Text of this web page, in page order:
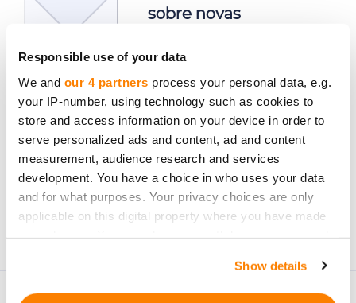
Responsible use of your data
We and our 4 partners process your personal data, e.g.
your IP-number, using technology such as cookies to
store and access information on your device in order to
serve personalized ads and content, ad and content
measurement, audience research and services
development. You have a choice in who uses your data
and for what purposes. Your privacy choices are only
applicable on this digital property where you have made
Show details
sobre novas
investimento.
Subscrever
Os dados pessoais serão processados de acordo com a
Privacy Policyda CrowdedHero. Pode cancelar a
subscrição a qualquer momento.